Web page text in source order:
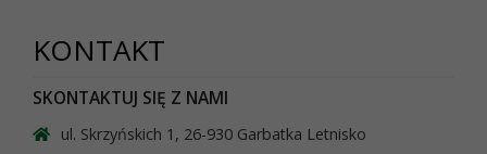
KONTAKT
SKONTAKTUJ SIĘ Z NAMI
ul. Skrzyńskich 1, 26-930 Garbatka Letnisko